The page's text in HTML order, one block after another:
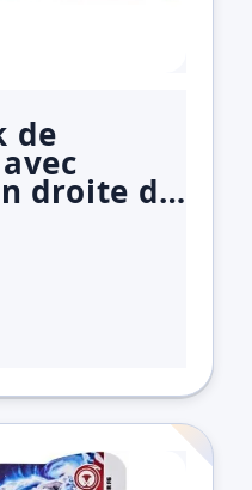
de
droite de
de